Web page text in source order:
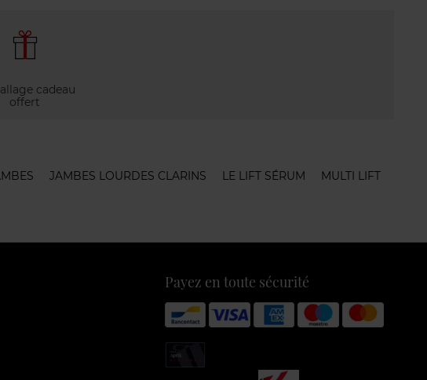
cadeau
offert
JAMBES LOURDES CLARINS LE LIFT SÉRUM
MULTI LIFT
Payez en toute sécurité